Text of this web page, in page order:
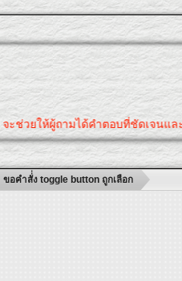
ะช่วยให้ผู้ถามได้คำตอบที่ชัดเจนแล
ขอคำสั่่ง toggle button ถูกเลือก